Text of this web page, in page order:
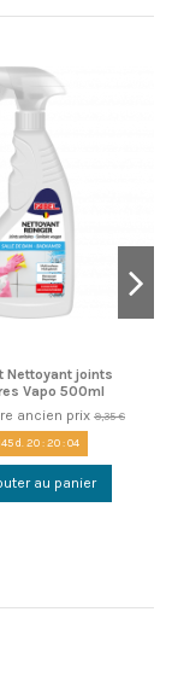
Nettoyant joints
Vapo 500ml
ancien prix 9,35 €
d.20:20:03
au panier